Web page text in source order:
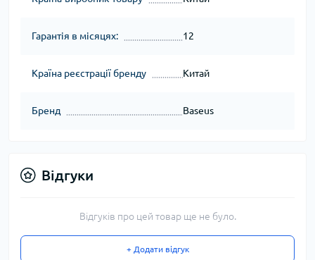
Гарантія в місяцях: 12
Країна реєстрації бренду Китай
Бренд Baseus
Відгуки
Відгуків про цей товар ще не було.
+ Додати відгук